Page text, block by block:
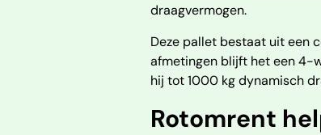
draagvermogen.
Deze pallet bestaat uit een
afmetingen blijft het een 4-
hij tot 1000 kg dynamisch
Rotomrent